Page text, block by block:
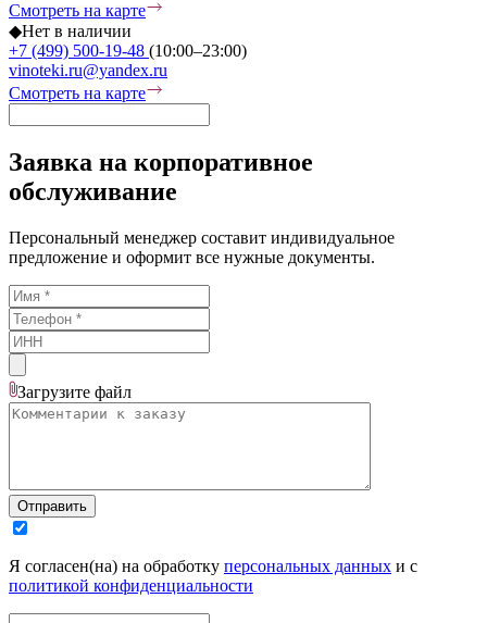
Смотреть на карте
◆Нет в наличии
+7 (499) 500-19-48 (10:00–23:00)
vinoteki.ru@yandex.ru
Смотреть на карте
Заявка на корпоративное
обслуживание
Персональный менеджер составит индивидуальное
предложение и оформит все нужные документы.
Загрузите файл
Отправить
Я согласен(на) на обработку персональных данных и с
политикой конфиденциальности